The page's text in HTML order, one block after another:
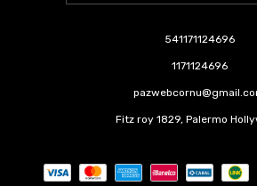
541171124696
1171124696
Fitz roy 1829, Palermo